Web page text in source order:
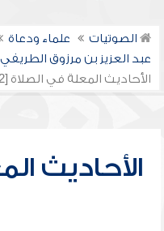
الصوتيات علماء ودعاة
عبد العزيز بن مرزوق الطريفي
الأحاديث المعلة في الصلاة [2]
الأحاديث